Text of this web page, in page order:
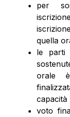
per
quella
le parti
orale
capacità
voto